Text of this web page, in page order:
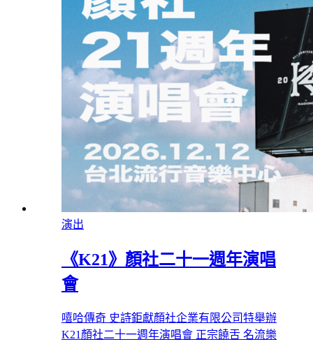
演出
《K21》顏社二十一週年演唱
會
嘻哈傳奇 史詩鉅獻顏社企業有限公司特舉辦
K21顏社二十一週年演唱會 正宗饒舌 名流樂